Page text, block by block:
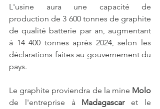
L'usine aura une capacité de
production de 3 600 tonnes de graphite
de qualité batterie par an, augmentant
à 14 400 tonnes après 2024, selon les
déclarations faites au gouvernement du
pays.
Le graphite proviendra de la mine Molo
de l'entreprise à Madagascar et le